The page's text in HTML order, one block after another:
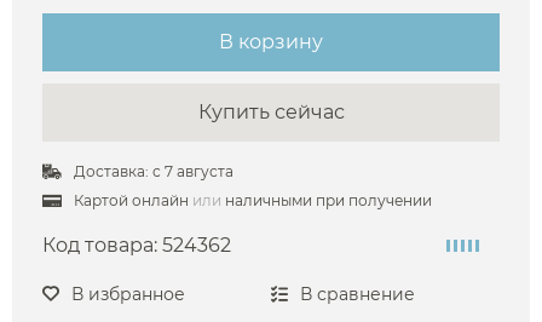
В корзину
Купить сейчас
Доставка: с 7 августа
Картой онлайн или наличными при получении
Код товара: 524362
В избранное В сравнение